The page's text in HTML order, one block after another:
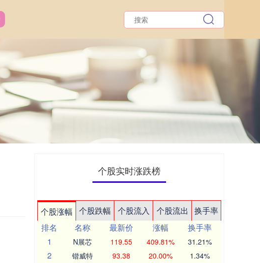
个股实时涨跌榜
个股涨幅 个股跌幅 个股流入 个股流出
换手率
排名
名称 最新价 涨幅
换手率
1
N展芯 119.55 409.81% 31.21%
2 锴威特 93.38 20.00% 1.34%